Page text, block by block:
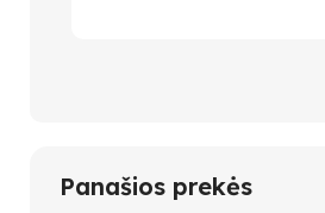
Panašios prekės